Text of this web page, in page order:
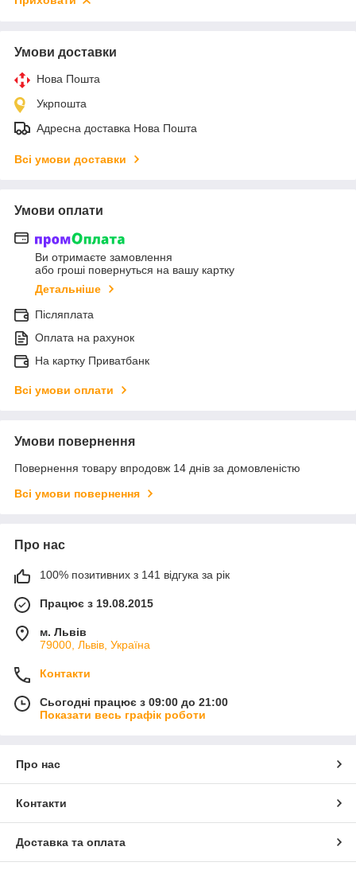
Умови доставки
Нова Пошта
Укрпошта
Адресна доставка Нова Пошта
Всі умови доставки
Умови оплати
Ви отримаєте замовлення
або гроші повернуться на вашу картку
Детальніше
Післяплата
Оплата на рахунок
На картку Приватбанк
Всі умови оплати
Умови повернення
Повернення товару впродовж 14 днів за домовленістю
Всі умови повернення
Про нас
100% позитивних з 141 відгука за рік
Працює з 19.08.2015
м. Львів
79000, Львів, Україна
Контакти
Сьогодні працює з 09:00 до 21:00
Показати весь графік роботи
Про нас
Контакти
Доставка та оплата